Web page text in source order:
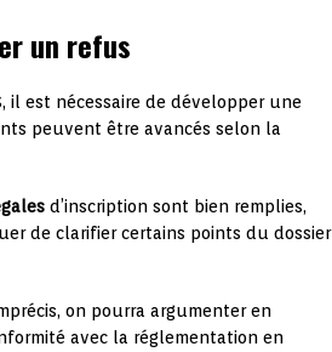
un refus
il est nécessaire de développer une
peuvent être avancés selon la
d’inscription sont bien remplies,
de clarifier certains points du dossier
on pourra argumenter en
avec la réglementation en